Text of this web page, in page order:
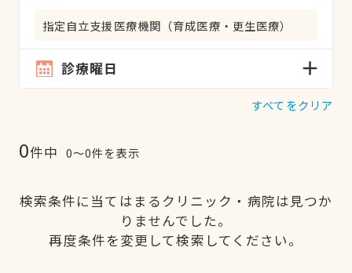
指定自立支援医療機関（育成医療・更生医療）
診療曜日
すべてをクリア
0件中 0〜0件を表示
検索条件に当てはまるクリニック・病院は見つか
りませんでした。
再度条件を変更して検索してください。